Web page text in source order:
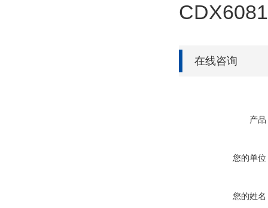
在线咨询
产品
您的单位
您的姓名